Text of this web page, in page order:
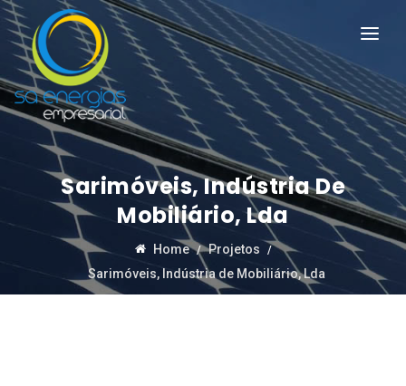
Sarimóveis, Indústria De
Mobiliário, Lda
Home
Projetos
Sarimóveis, Indústria de Mobiliário, Lda